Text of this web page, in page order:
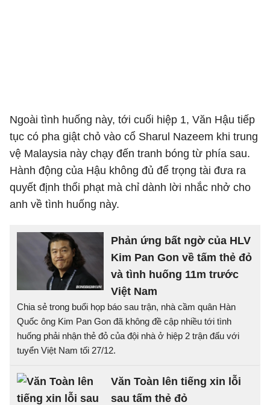
Ngoài tình huống này, tới cuối hiệp 1, Văn Hậu tiếp
tục có pha giật chỏ vào cổ Sharul Nazeem khi trung
vệ Malaysia này chạy đến tranh bóng từ phía sau.
Hành động của Hậu không đủ để trọng tài đưa ra
quyết định thổi phạt mà chỉ dành lời nhắc nhở cho
anh về tình huống này.
Phản ứng bất ngờ của HLV
Kim Pan Gon về tấm thẻ đỏ
và tình huống 11m trước
Việt Nam
Chia sẻ trong buổi họp báo sau trận, nhà cầm quân Hàn
Quốc ông Kim Pan Gon đã không đề cập nhiều tới tình
huống phải nhận thẻ đỏ của đội nhà ở hiệp 2 trận đấu với
tuyển Việt Nam tối 27/12.
Văn Toàn lên tiếng xin lỗi
sau tấm thẻ đỏ